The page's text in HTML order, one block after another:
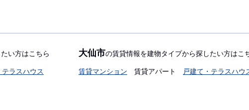
い方はこちら
テラスハウス
大仙市の賃貸情報を建物タイプから探したい方はこ
賃貸マンション 賃貸アパート 戸建て・テラスハウ